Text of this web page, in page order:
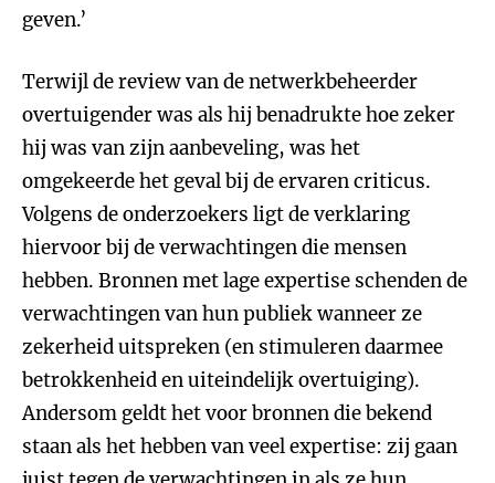
geven.’
Terwijl de review van de netwerkbeheerder
overtuigender was als hij benadrukte hoe zeker
hij was van zijn aanbeveling, was het
omgekeerde het geval bij de ervaren criticus.
Volgens de onderzoekers ligt de verklaring
hiervoor bij de verwachtingen die mensen
hebben. Bronnen met lage expertise schenden de
verwachtingen van hun publiek wanneer ze
zekerheid uitspreken (en stimuleren daarmee
betrokkenheid en uiteindelijk overtuiging).
Andersom geldt het voor bronnen die bekend
staan als het hebben van veel expertise: zij gaan